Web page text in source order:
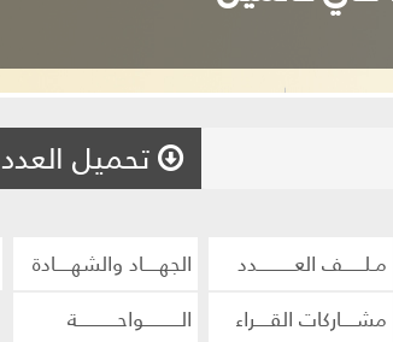
تحميل العدد
مـلــــــف العــــــــــدد الجهــــاد والشهــــادة
مشــــاركات القــــراء الــــــــــواحـــــــــــة